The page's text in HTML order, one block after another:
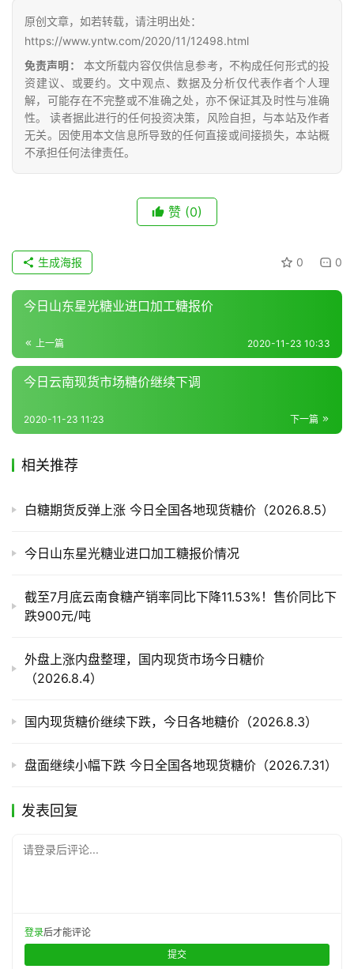
云
糖
网
公
众
报
专
题
地
频
产
销
原创文章，如若转载，请注明出处：
https://www.yntw.com/2020/11/12498.html
免责声明：
本文所载内容仅供信息参考，不构成任何形式的投
资建议、或要约。文中观点、数据及分析仅代表作者个人理
解，可能存在不完整或不准确之处，亦不保证其及时性与准确
性。 读者据此进行的任何投资决策，风险自担，与本站及作者
无关。因使用本文信息所导致的任何直接或间接损失，本站概
不承担任何法律责任。
赞 (0)
0 0
生成海报
今日山东星光糖业进口加工糖报价
上一篇 2020-11-23 10:33
今日云南现货市场糖价继续下调
下一篇
2020-11-23 11:23
相关推荐
白糖期货反弹上涨 今日全国各地现货糖价（2026.8.5）
今日山东星光糖业进口加工糖报价情况
截至7月底云南食糖产销率同比下降11.53%！售价同比下
跌900元/吨
外盘上涨内盘整理，国内现货市场今日糖价
（2026.8.4）
国内现货糖价继续下跌，今日各地糖价（2026.8.3）
盘面继续小幅下跌 今日全国各地现货糖价（2026.7.31）
发表回复
请登录后评论...
登录后才能评论
提交